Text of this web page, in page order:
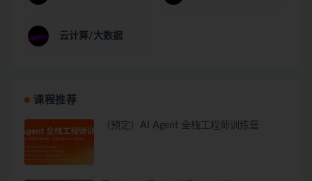
云计算/大数据
课程推荐
（预定）AI Agent 全栈工程师训练营